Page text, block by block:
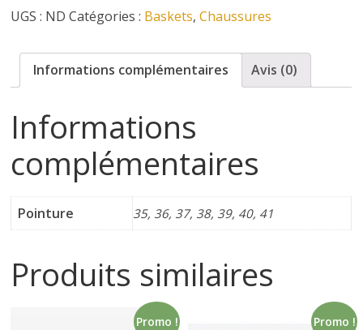
r
f
é
m
i
n
i
mamz'elles
UGS : ND Catégories : Baskets,Chaussures
Informations complémentaires Avis (0)
Informations
complémentaires
Pointure 35, 36, 37, 38, 39, 40, 41
Produits similaires
Promo ! Promo !